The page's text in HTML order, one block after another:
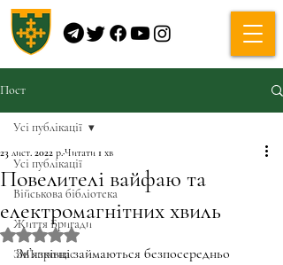
Пост
Усі публікації
Військова бібліотека
Життя Бригади
ЗМІ про нас
Усі публікації
Повелителі вайфаю та
електромагнітних хвиль
23 лист. 2022 р.Читати 1 хв
Оцінка: NaN з 5 зірок.
Звʼязківці займаються безпосередньо